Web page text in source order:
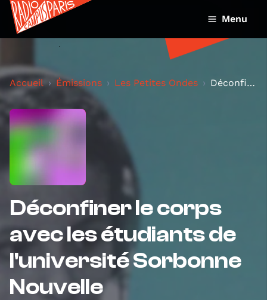
Menu
Accueil Émissions Les Petites Ondes Déconfiner le corps avec les étudiants de l'univer...
Déconfiner le corps
avec les étudiants de
l'université Sorbonne
Nouvelle